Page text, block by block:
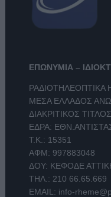
ΕΠΩΝΥΜΙΑ –
ΡΑΔΙΟΤΗΛΕΟΠΤΙΚΑ
ΜΕΣΑ ΕΛΛΑΔΟΣ
ΔΙΑΚΡΙΤΙΚΟΣ
ΕΔΡΑ:
Τ.Κ.: 15351
ΑΦΜ: 997883048
ΔΟΥ: ΚΕΦΟΔΕ
ΤΗΛ.: 210 66.65.669
EMAIL: info-